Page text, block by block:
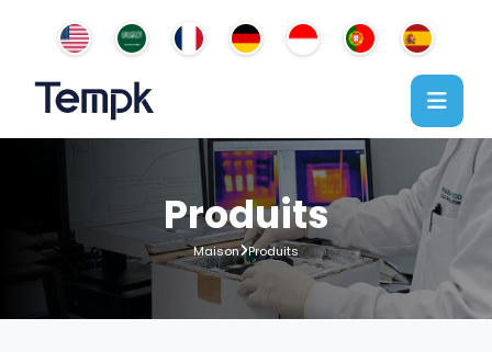
Produits
Maison Produits